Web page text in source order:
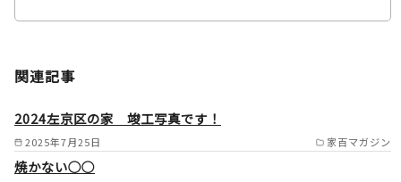
磨町/三木市/小野市/加東市/加
西市/神崎郡神河町/神崎郡福崎
関連記事
2025年7月25日 家百マガジン
2024左京区の家 竣工写真です！
焼かない○○